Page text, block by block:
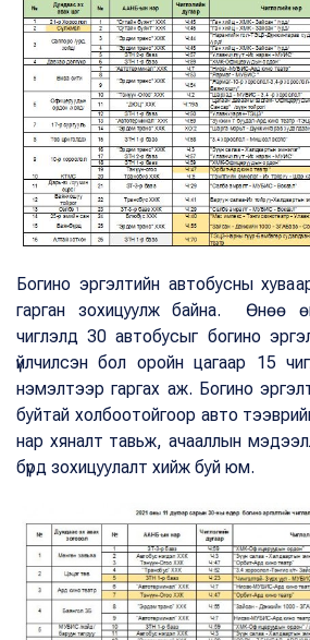
Богино эргэлтийн автобусны
гарган зохицуулж байна. Өнөө
чиглэлд 30 автобусыг богино
үйлчилсэн бол оройн цагаар 15
нэмэлтээр гаргах аж. Богино
буйтай холбоотойгоор авто
нар хяналт тавьж, ачааллын
бүрд зохицуулалт хийж буй юм.